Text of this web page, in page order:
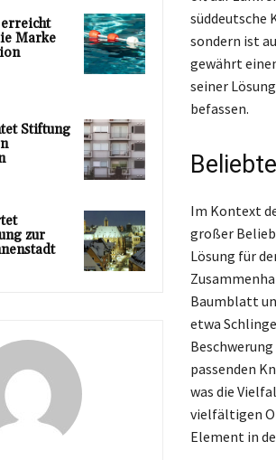
Marke
Stiftung
zur
süddeutsche
sondern ist
gewährt
seiner
befassen.
Im Kontext
großer
Lösung für
Baumblatt
etwa
passenden
was die
vielfältigen
Element in